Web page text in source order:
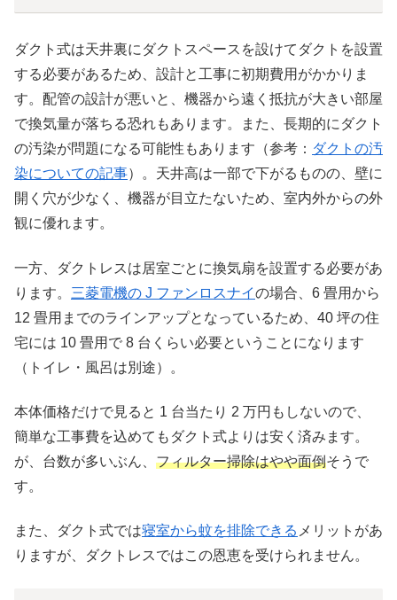
ダクト式は天井裏にダクトスペースを設けてダクトを設置
する必要があるため、設計と工事に初期費用がかかりま
す。配管の設計が悪いと、機器から遠く抵抗が大きい部屋
で換気量が落ちる恐れもあります。また、長期的にダクト
の汚染が問題になる可能性もあります（参考： ダクトの汚
染についての記事）。天井高は一部で下がるものの、壁に
開く穴が少なく、機器が目立たないため、室内外からの外
観に優れます。
一方、ダクトレスは居室ごとに換気扇を設置する必要があ
ります。 三菱電機の J ファンロスナイの場合、6 畳用から
12 畳用までのラインアップとなっているため、40 坪の住
宅には 10 畳用で 8 台くらい必要ということになります
（トイレ・風呂は別途）。
本体価格だけで見ると 1 台当たり 2 万円もしないので、
簡単な工事費を込めてもダクト式よりは安く済みます。
が、台数が多いぶん、 フィルター掃除はやや面倒そうで
す。
また、ダクト式では寝室から蚊を排除できる メリットがあ
りますが、ダクトレスではこの恩恵を受けられません。